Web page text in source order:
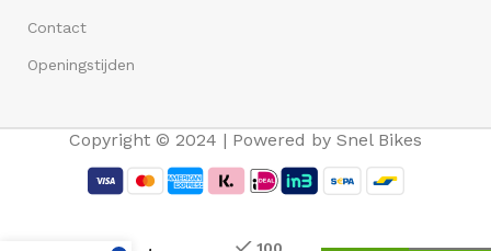
Contact
Openingstijden
Copyright © 2024 | Powered by Snel Bikes
100